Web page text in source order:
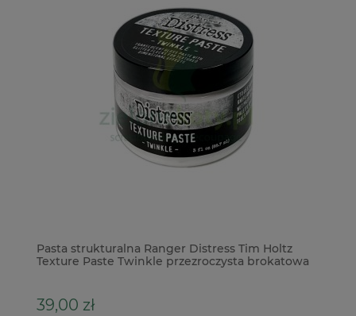
Pasta strukturalna Ranger Distress Tim Holtz
Texture Paste Twinkle przezroczysta brokatowa
39,00 zł